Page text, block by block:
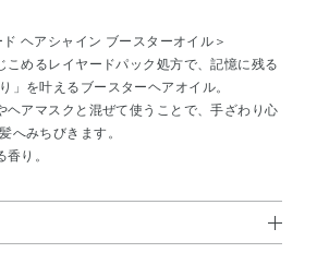
ヘアシャイン ブースターオイル＞
こめるレイヤードパック処方で、記憶に残る
」を叶えるブースターヘアオイル。
ヘアマスクと混ぜて使うことで、手ざわり心
へみちびきます。
り。